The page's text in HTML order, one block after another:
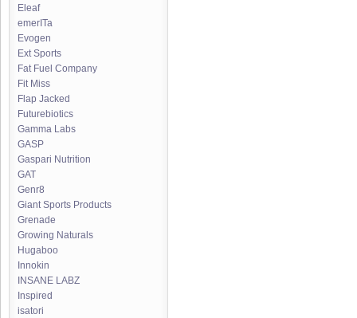
Eleaf
emerITa
Evogen
Ext Sports
Fat Fuel Company
Fit Miss
Flap Jacked
Futurebiotics
Gamma Labs
GASP
Gaspari Nutrition
GAT
Genr8
Giant Sports Products
Grenade
Growing Naturals
Hugaboo
Innokin
INSANE LABZ
Inspired
isatori